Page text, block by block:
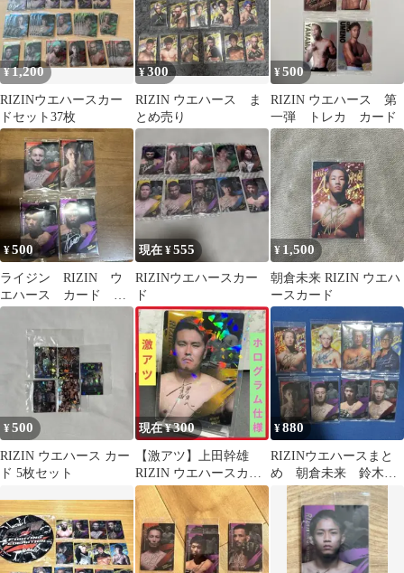
¥1,200
RIZINウエハースカー
ドセット37枚
¥300
RIZIN ウエハース ま
とめ売り
¥500
RIZIN ウエハース 第
一弾 トレカ カード
¥500
ライジン RIZIN ウ
エハース カード ま
とめ売り
現在 ¥555
RIZINウエハースカー
ド
¥ 1,500
朝倉未来 RIZIN ウエハ
ースカード
¥500
RIZIN ウエハース カー
ド 5枚セット
現在 ¥300
【激アツ】上田幹雄
RIZIN ウエハースカー
ド ホログラム仕様 ライ
ジン
¥880
RIZINウエハースまと
め 朝倉未来 鈴木千
裕 ヒロヤなど合計8枚